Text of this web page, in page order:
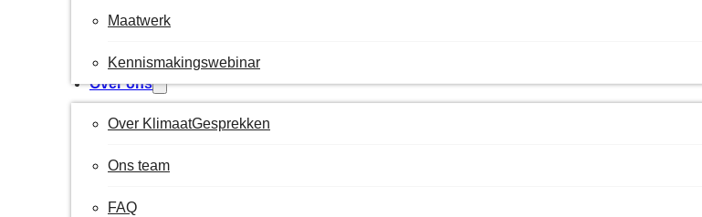
Maatwerk
Kennismakingswebinar
Over ons
Over KlimaatGesprekken
Ons team
FAQ